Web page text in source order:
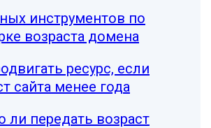
инструментов по
возраста домена
ресурс, если
сайта менее года
передать возраст